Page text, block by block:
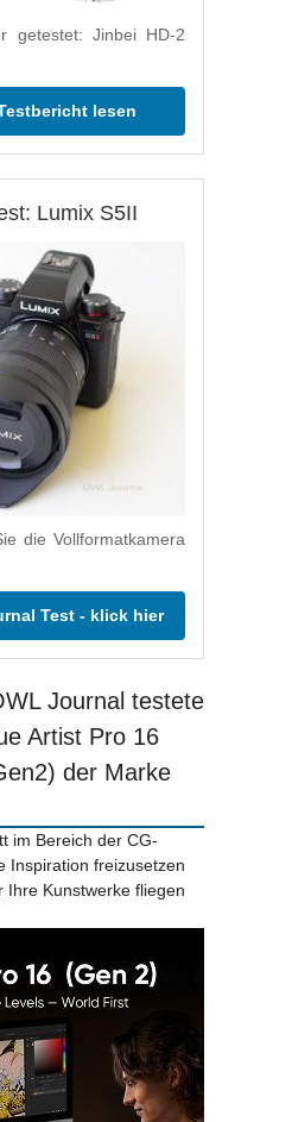
getestet: Jinbei HD-2
lesen
Lumix S5II
die Vollformatkamera
Test - klick hier
Journal testete
Artist Pro 16
der Marke
im Bereich der CG-
Inspiration freizusetzen
Ihre Kunstwerke fliegen